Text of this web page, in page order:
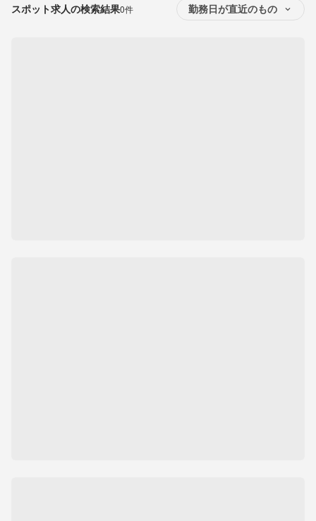
スポット求人の検索結果0件 勤務日が直近のもの